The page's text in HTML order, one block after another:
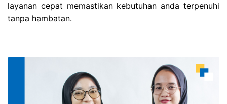
layanan cepat memastikan kebutuhan anda terpenuhi
tanpa hambatan.